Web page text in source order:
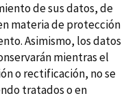
de sus datos, de
materia de protección
Asimismo, los datos
mientras el
o rectificación, no se
tratados o en